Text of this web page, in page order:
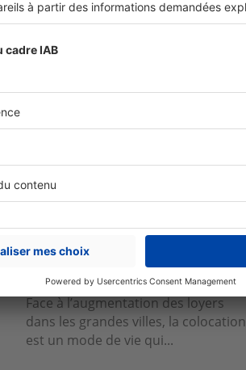
intéresser
Un propriétaire peut-il
refuser une colocation ?
Face à l’augmentation des loyers
dans les grandes villes, la colocation
est un mode de vie qui...